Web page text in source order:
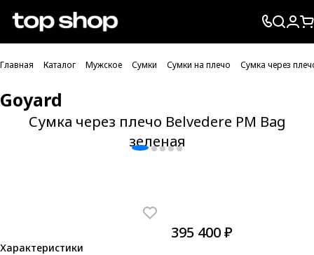
Проверка хлебных крошек
Главная Каталог Мужское Сумки Сумки на плечо Сумка через
Goyard
Сумка через плечо Belvedere PM Bag
зеленая
Характеристики
395 400 ₽